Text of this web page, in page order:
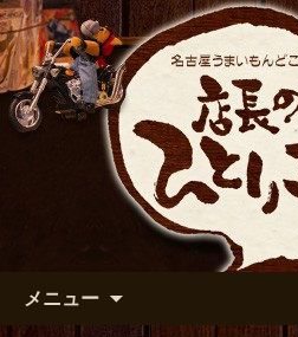
名古屋市伏見の
ひとりごと】の
出張や観光に名古屋
す
メニュー